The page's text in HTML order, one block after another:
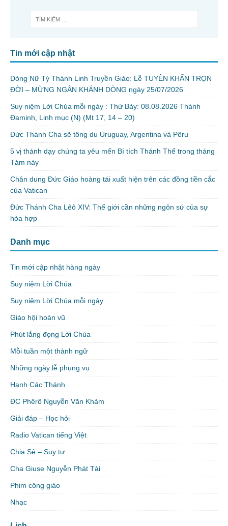
Tin mới cập nhật
Dòng Nữ Tỳ Thánh Linh Truyền Giáo: Lễ TUYÊN KHẤN TRỌN
ĐỜI – MỪNG NGÂN KHÁNH DÒNG ngày 25/07/2026
Suy niệm Lời Chúa mỗi ngày : Thứ Bảy: 08.08.2026 Thánh
Đaminh, Linh mục (N) (Mt 17, 14 – 20)
Đức Thánh Cha sẽ tông du Uruguay, Argentina và Pêru
5 vị thánh dạy chúng ta yêu mến Bí tích Thánh Thể trong tháng
Tám này
Chân dung Đức Giáo hoàng tái xuất hiện trên các đồng tiền cắc
của Vatican
Đức Thánh Cha Lêô XIV: Thế giới cần những ngôn sứ của sự
hòa hợp
Danh mục
Tin mới cập nhật hàng ngày
Suy niệm Lời Chúa
Suy niệm Lời Chúa mỗi ngày
Giáo hội hoàn vũ
Phút lắng đọng Lời Chúa
Mỗi tuần một thành ngữ
Những ngày lễ phụng vụ
Hạnh Các Thánh
ĐC Phêrô Nguyễn Văn Khảm
Giải đáp – Học hỏi
Radio Vatican tiếng Việt
Chia Sẻ – Suy tư
Cha Giuse Nguyễn Phát Tài
Phim công giáo
Nhạc